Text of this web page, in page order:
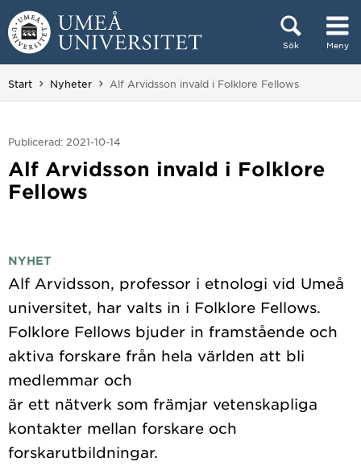
Hoppa direkt till innehållet
Sök Meny
Huvudmenyn dold.
Start Nyheter Du är här:
Alf Arvidsson invald i Folklore Fellows
Publicerad: 2021-10-14
Alf Arvidsson invald i Folklore
Fellows
NYHET
Alf Arvidsson, professor i etnologi vid Umeå
universitet, har valts in i Folklore Fellows.
Folklore Fellows bjuder in framstående och
aktiva forskare från hela världen att bli
medlemmar och
är ett nätverk som främjar vetenskapliga
kontakter mellan forskare och
forskarutbildningar.